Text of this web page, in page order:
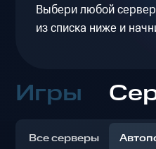
Выбери любой
из списка ниже и
Игры
Все серверы